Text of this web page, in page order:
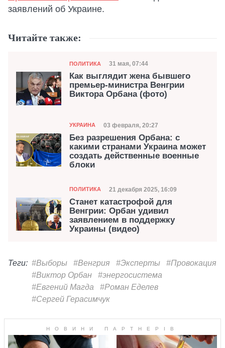
заявлений об Украине.
Читайте также:
Категория
ПОЛИТИКА Дата публикации
31 мая, 07:44
Как выглядит жена бывшего
премьер-министра Венгрии
Виктора Орбана (фото)
Категория
УКРАИНА Дата публикации
03 февраля, 20:27
Без разрешения Орбана: с
какими странами Украина может
создать действенные военные
блоки
Категория
ПОЛИТИКА Дата публикации
21 декабря 2025, 16:09
Станет катастрофой для
Венгрии: Орбан удивил
заявлением в поддержку
Украины (видео)
Теги: #Выборы #Венгрия #Эксперты
#Провокация
#Виктор Орбан
#энергосистема
#Евгений Магда
#Роман Еделев
#Сергей Герасимчук